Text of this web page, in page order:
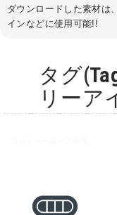
ダウンロードした素材は
インなどに使用可能!!
タグ
リーア